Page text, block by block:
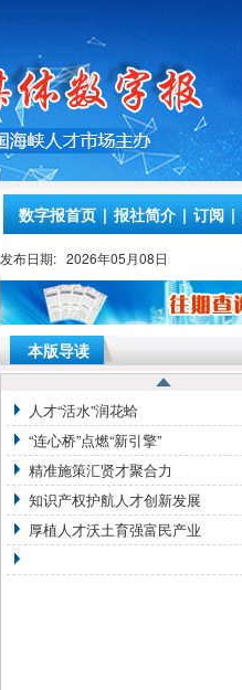
数字报首页 | 报社简介 | 订阅 |
发布日期: 2026年05月08日
本版导读
人才“活水”润花蛤
“连心桥”点燃“新引擎”
精准施策汇贤才聚合力
知识产权护航人才创新发展
厚植人才沃土育强富民产业